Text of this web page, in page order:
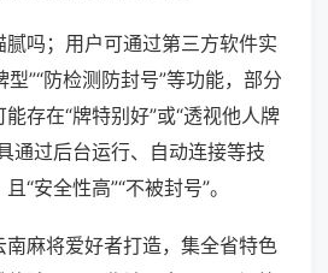
吗；用户可通过第三方软件实
型”“防检测防封号”等功能，部分
存在“牌特别好”或“透视他人牌
通过后台运行、自动连接等技
“安全性高”“不被封号”。
麻将爱好者打造，集全省特色